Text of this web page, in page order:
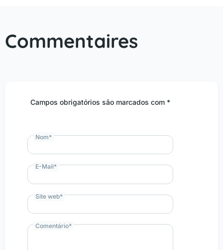
Commentaires
Campos obrigatórios são marcados com *
Comentário*
Nom*
E-Mail*
Site web*